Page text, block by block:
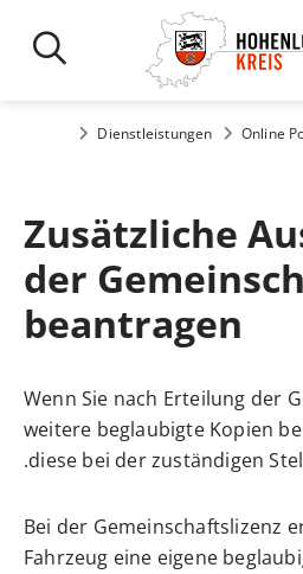
Online
Dienstleistungen
Zusätzliche
der
beantragen
Wenn Sie nach Erteilung der
weitere beglaubigte Kopien
diese bei der zuständigen
Bei der Gemeinschaftslizenz
Fahrzeug eine eigene